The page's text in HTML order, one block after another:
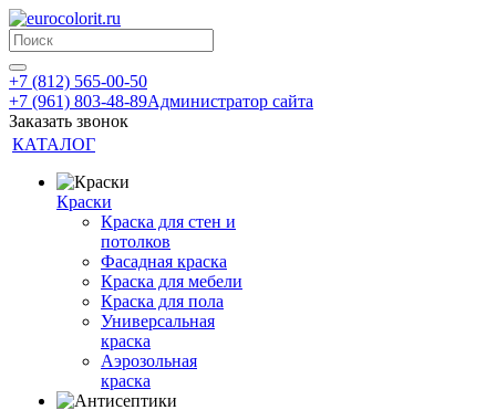
+7 (812) 565-00-50
+7 (961) 803-48-89Администратор сайта
Заказать звонок
КАТАЛОГ
Краски
Краска для стен и
потолков
Фасадная краска
Краска для мебели
Краска для пола
Универсальная
краска
Аэрозольная
краска